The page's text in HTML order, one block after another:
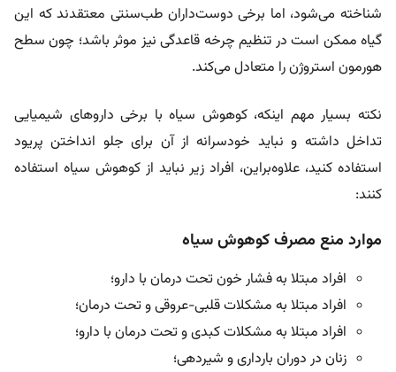
شناخته می‌شود، اما برخی دوست‌داران طب‌سنتی معتقدند که این
گیاه ممکن است در تنظیم چرخه قاعدگی نیز موثر باشد؛ چون سطح
هورمون استروژن را متعادل می‌کند.
نکته بسیار مهم اینکه، کوهوش سیاه با برخی داروهای شیمیایی
تداخل داشته و نباید خودسرانه از آن برای جلو انداختن پریود
استفاده کنید، علاوه‌براین، افراد زیر نباید از کوهوش سیاه استفاده
کنند:
موارد منع مصرف کوهوش سیاه
افراد مبتلا به فشار خون تحت درمان با دارو؛
افراد مبتلا به مشکلات قلبی-عروقی و تحت درمان؛
افراد مبتلا به مشکلات کبدی و تحت درمان با دارو؛
زنان در دوران بارداری و شیردهی؛